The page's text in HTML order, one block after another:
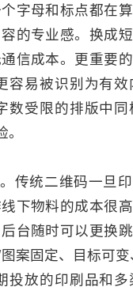
字母和标点都在
的专业感。换成
信成本。更重要
易被识别为有
受限的排版中
传统二维码一旦
下物料的成本很
台随时可以更换
案固定、目标可
放的印刷品和